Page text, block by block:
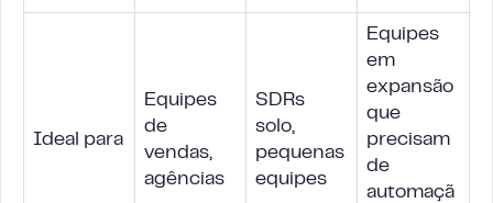
Ideal para
Equipes
de
vendas,
agências
SDRs
solo,
pequenas
equipes
Equipes
em
expansão
que
precisam
de
automaçã